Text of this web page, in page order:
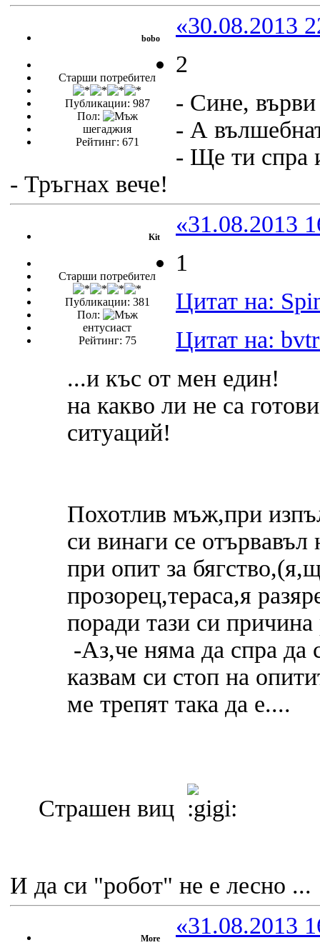
bobo
Старши потребител
Публикации: 987
Пол:
шегаджия
Рейтинг: 671
«30.08.2013
2
- Сине, върви
- А
- Ще ти спра
- Тръгнах вече!
Kit
Старши потребител
Публикации: 381
Пол:
ентусиаст
Рейтинг: 75
«31.08.2013
1
Цитат на:
Цитат на:
...и къс от мен един!
на какво ли не са
ситуаций!
Похотлив мъж,при
си винаги се
при опит за
прозорец,тераса,я
поради тази си
-Аз,че няма да спра
казвам си стоп на
ме трепят така да е....
Страшен виц
И да си "робот" не е лесно
More
«31.08.2013